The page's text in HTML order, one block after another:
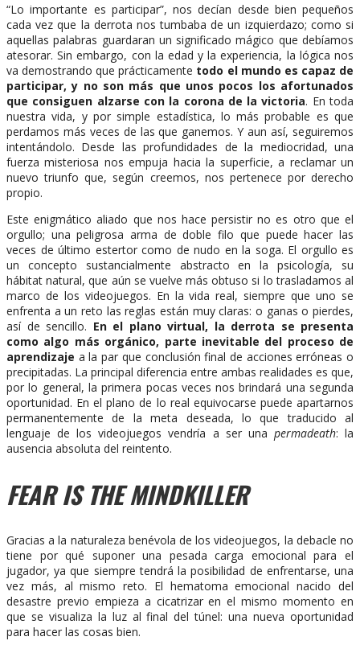
“Lo importante es participar”, nos decían desde bien pequeños
cada vez que la derrota nos tumbaba de un izquierdazo; como si
aquellas palabras guardaran un significado mágico que debíamos
atesorar. Sin embargo, con la edad y la experiencia, la lógica nos
va demostrando que prácticamente todo el mundo es capaz de
participar, y no son más que unos pocos los afortunados
que consiguen alzarse con la corona de la victoria. En toda
nuestra vida, y por simple estadística, lo más probable es que
perdamos más veces de las que ganemos. Y aun así, seguiremos
intentándolo. Desde las profundidades de la mediocridad, una
fuerza misteriosa nos empuja hacia la superficie, a reclamar un
nuevo triunfo que, según creemos, nos pertenece por derecho
propio.
Este enigmático aliado que nos hace persistir no es otro que el
orgullo; una peligrosa arma de doble filo que puede hacer las
veces de último estertor como de nudo en la soga. El orgullo es
un concepto sustancialmente abstracto en la psicología, su
hábitat natural, que aún se vuelve más obtuso si lo trasladamos al
marco de los videojuegos. En la vida real, siempre que uno se
enfrenta a un reto las reglas están muy claras: o ganas o pierdes,
así de sencillo. En el plano virtual, la derrota se presenta
como algo más orgánico, parte inevitable del proceso de
aprendizaje a la par que conclusión final de acciones erróneas o
precipitadas. La principal diferencia entre ambas realidades es que,
por lo general, la primera pocas veces nos brindará una segunda
oportunidad. En el plano de lo real equivocarse puede apartarnos
permanentemente de la meta deseada, lo que traducido al
lenguaje de los videojuegos vendría a ser una permadeath: la
ausencia absoluta del reintento.
FEAR IS THE MINDKILLER
Gracias a la naturaleza benévola de los videojuegos, la debacle no
tiene por qué suponer una pesada carga emocional para el
jugador, ya que siempre tendrá la posibilidad de enfrentarse, una
vez más, al mismo reto. El hematoma emocional nacido del
desastre previo empieza a cicatrizar en el mismo momento en
que se visualiza la luz al final del túnel: una nueva oportunidad
para hacer las cosas bien.